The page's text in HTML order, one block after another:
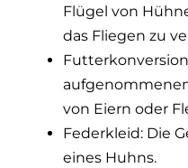
Flügel von
das Fliegen zu
von Eiern oder
Federkleid: Die
eines Huhns.